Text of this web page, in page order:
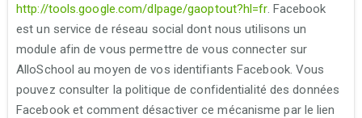
http://tools.google.com/dlpage/gaoptout?hl=fr. Facebook
est un service de réseau social dont nous utilisons un
module afin de vous permettre de vous connecter sur
AlloSchool au moyen de vos identifiants Facebook. Vous
pouvez consulter la politique de confidentialité des données
Facebook et comment désactiver ce mécanisme par le lien